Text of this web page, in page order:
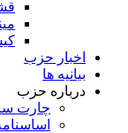
اخبار حزب
بیانیه ها
درباره حزب
چارت